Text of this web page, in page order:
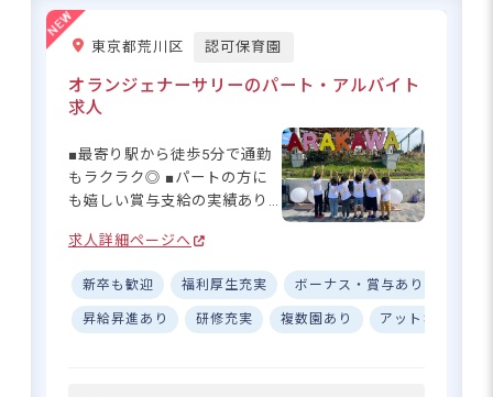
東京都荒川区 認可保育園
オランジェナーサリーのパート・アルバイト
求人
■最寄り駅から徒歩5分で通勤
もラクラク◎ ■パートの方に
も嬉しい賞与支給の実績あり
談可能！ ■令和3年新設の綺麗
な園で働ける◎ ーー【明るい
笑顔に囲まれて働く喜びを実
感！】 オランジェナーサリー
求人詳細ページへ
新卒も歓迎 福利厚生充実 ボーナス・賞与あり
昇給昇進あり 研修充実 複数園あり アットホーム